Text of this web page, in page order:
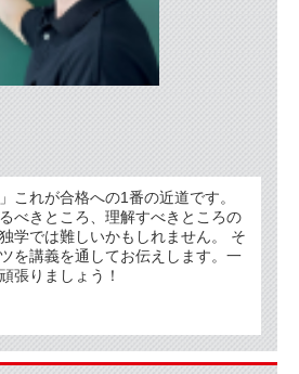
これが合格への1番の近道です。
べきところ、理解すべきところの
学では難しいかもしれません。 そ
を講義を通してお伝えします。一
張りましょう！